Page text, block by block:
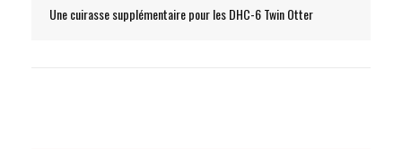
Une cuirasse supplémentaire pour les DHC-6 Twin Otter